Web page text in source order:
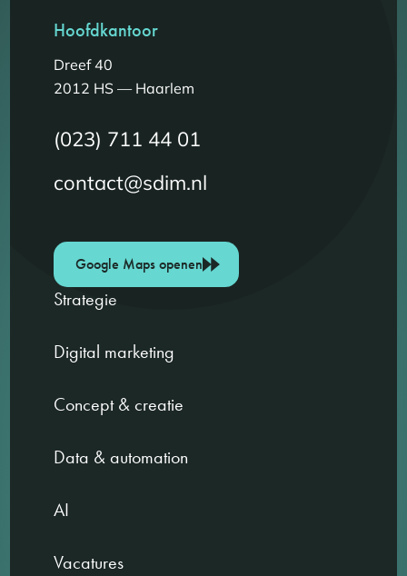
Hoofdkantoor
Dreef 40
2012 HS — Haarlem
(023) 711 44 01
contact@sdim.nl
Google Maps openen
Strategie
Digital marketing
Concept & creatie
Data & automation
AI
Vacatures